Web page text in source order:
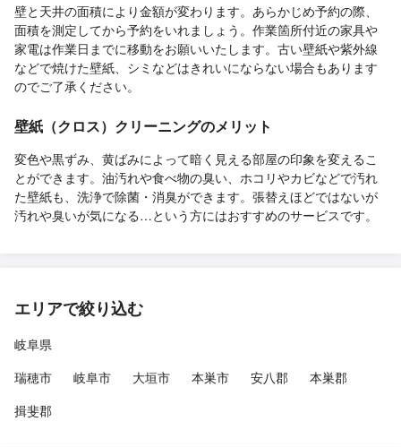
壁と天井の面積により金額が変わります。あらかじめ予約の際、
面積を測定してから予約をいれましょう。作業箇所付近の家具や
家電は作業日までに移動をお願いいたします。古い壁紙や紫外線
などで焼けた壁紙、シミなどはきれいにならない場合もあります
のでご了承ください。
壁紙（クロス）クリーニングのメリット
変色や黒ずみ、黄ばみによって暗く見える部屋の印象を変えるこ
とができます。油汚れや食べ物の臭い、ホコリやカビなどで汚れ
た壁紙も、洗浄で除菌・消臭ができます。張替えほどではないが
汚れや臭いが気になる…という方にはおすすめのサービスです。
エリアで絞り込む
岐阜県
瑞穂市
岐阜市 大垣市 本巣市 安八郡
本巣郡
揖斐郡